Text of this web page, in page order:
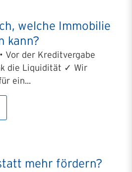
welche Immobilie
kann?
Vor der Kreditvergabe
die Liquidität ✓ Wir
ein...
mehr fördern?